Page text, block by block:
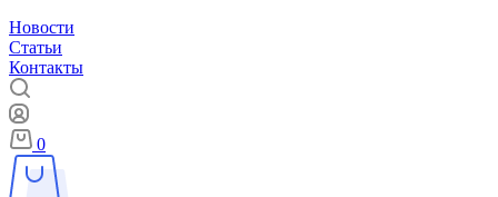
Новости
Статьи
Контакты
0